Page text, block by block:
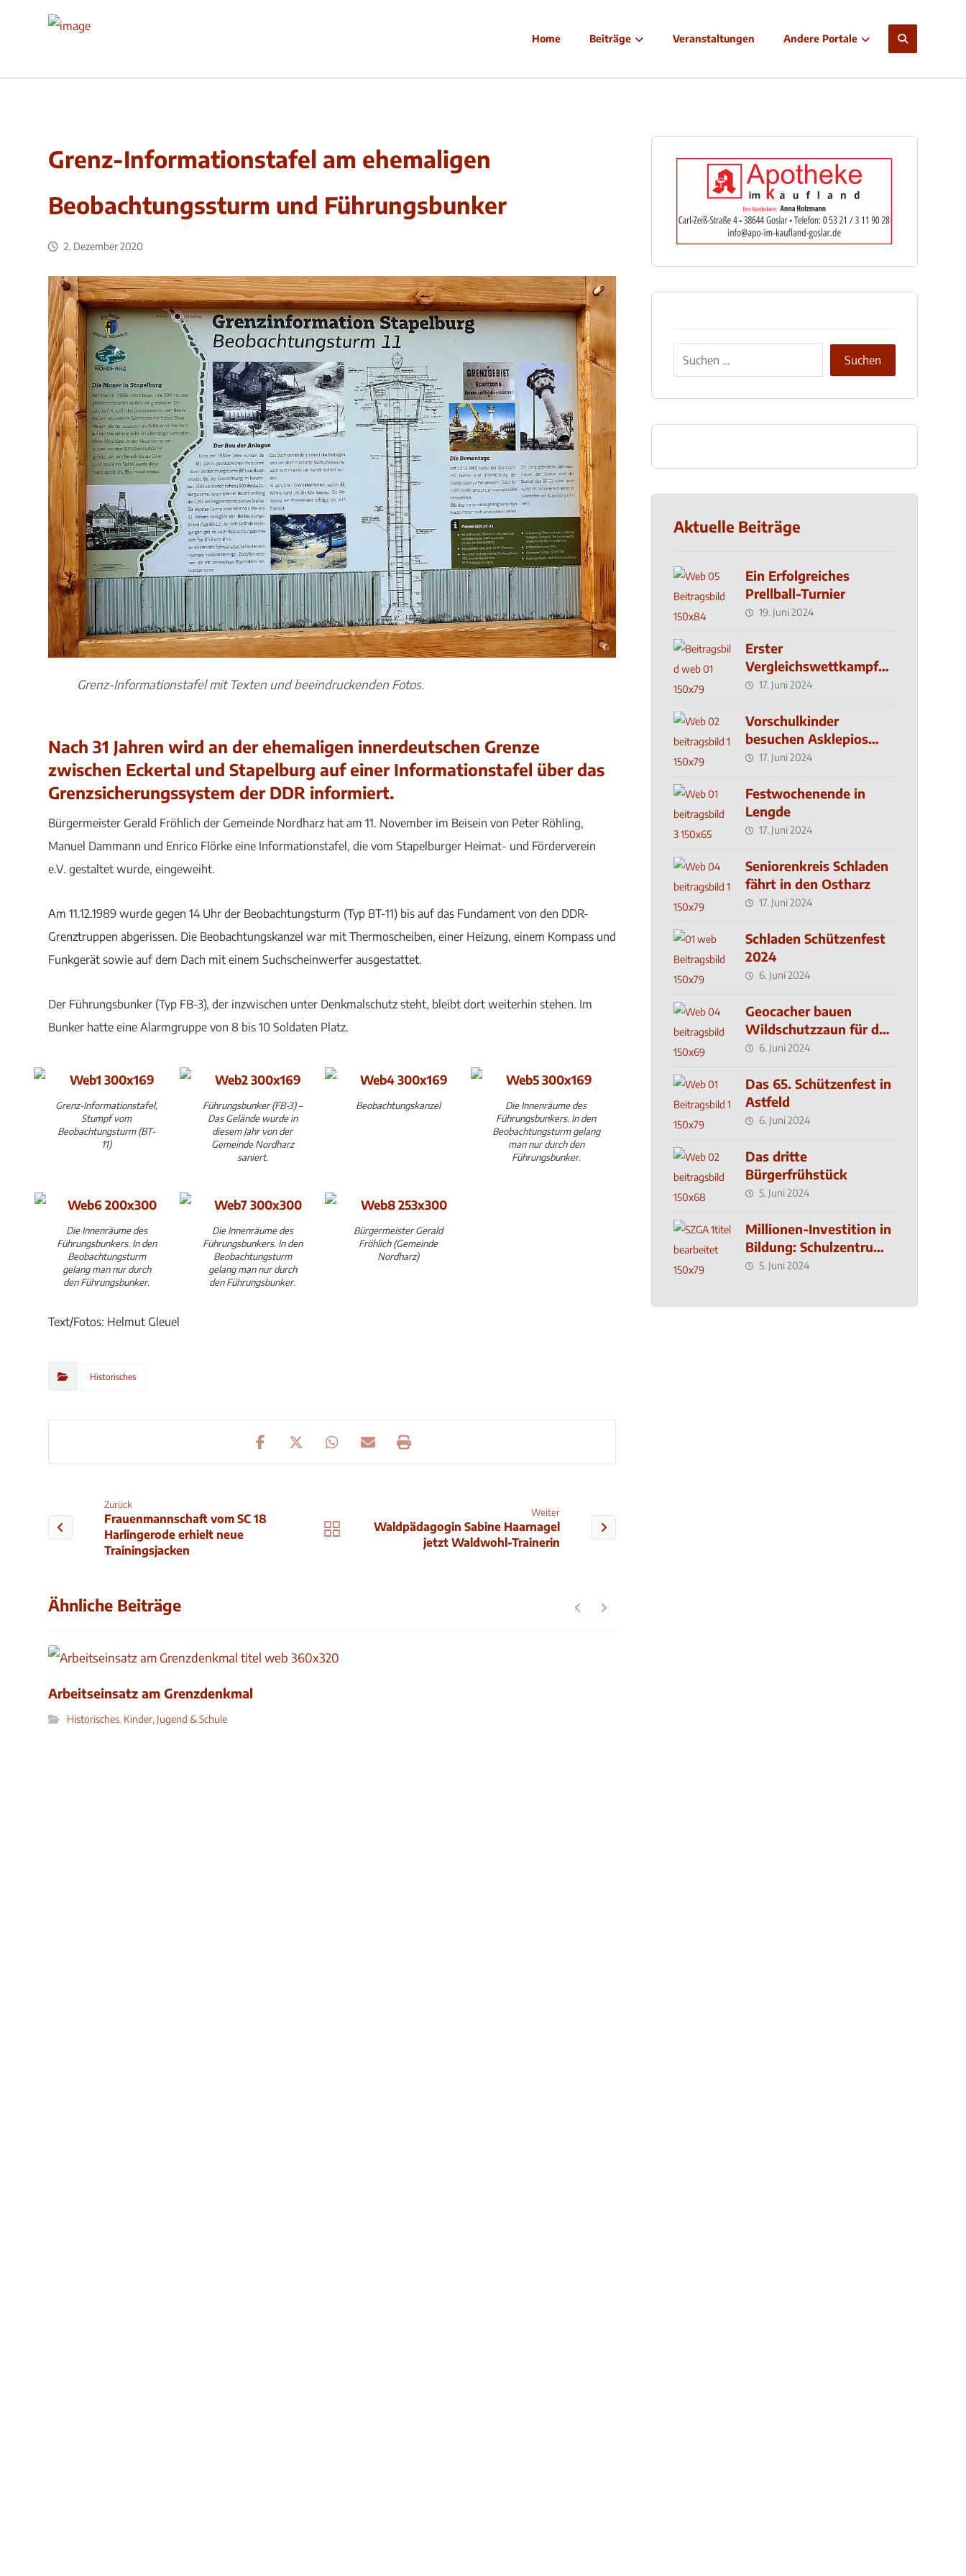
Home Beiträge Veranstaltungen Andere Portale
Grenz-Informationstafel am ehemaligen
Beobachtungssturm und Führungsbunker
2. Dezember 2020
Grenz-Informationstafel mit Texten und beeindruckenden Fotos.
Nach 31 Jahren wird an der ehemaligen innerdeutschen Grenze
zwischen Eckertal und Stapelburg auf einer Informationstafel über das
Grenzsicherungssystem der DDR informiert.
Bürgermeister Gerald Fröhlich der Gemeinde Nordharz hat am 11. November im Beisein von Peter Röhling,
Manuel Dammann und Enrico Flörke eine Informationstafel, die vom Stapelburger Heimat- und Förderverein
e.V. gestaltet wurde, eingeweiht.
Am 11.12.1989 wurde gegen 14 Uhr der Beobachtungsturm (Typ BT-11) bis auf das Fundament von den DDR-
Grenztruppen abgerissen. Die Beobachtungskanzel war mit Thermoscheiben, einer Heizung, einem Kompass und
Funkgerät sowie auf dem Dach mit einem Suchscheinwerfer ausgestattet.
Der Führungsbunker (Typ FB-3), der inzwischen unter Denkmalschutz steht, bleibt dort weiterhin stehen. Im
Bunker hatte eine Alarmgruppe von 8 bis 10 Soldaten Platz.
Grenz-Informationstafel,
Stumpf vom
Beobachtungsturm (BT-
11)
Führungsbunker (FB-3) –
Das Gelände wurde in
diesem Jahr von der
Gemeinde Nordharz
saniert.
Beobachtungskanzel
Die Innenräume des
Führungsbunkers. In den
Beobachtungsturm gelang
man nur durch den
Führungsbunker.
Die Innenräume des
Führungsbunkers. In den
Beobachtungsturm
gelang man nur durch
den Führungsbunker.
Die Innenräume des
Führungsbunkers. In den
Beobachtungsturm
gelang man nur durch
den Führungsbunker.
Bürgermeister Gerald
Fröhlich (Gemeinde
Nordharz)
Text/Fotos: Helmut Gleuel
Historisches
Zurück
Frauenmannschaft vom SC 18
Harlingerode erhielt neue
Trainingsjacken
Weiter
Waldpädagogin Sabine Haarnagel
jetzt Waldwohl-Trainerin
Ähnliche Beiträge
Arbeitseinsatz am Grenzdenkmal
Historisches, Kinder, Jugend & Schule
Aktuelle Beiträge
Ein Erfolgreiches
Prellball-Turnier
19. Juni 2024
Erster
Vergleichswettkampf
seit 2019
17. Juni 2024
Vorschulkinder
besuchen Asklepios
Klinik
17. Juni 2024
Festwochenende in
Lengde
17. Juni 2024
Seniorenkreis Schladen
fährt in den Ostharz
17. Juni 2024
Schladen Schützenfest
2024
6. Juni 2024
Geocacher bauen
Wildschutzzaun für den
MachMit! Wald
6. Juni 2024
Das 65. Schützenfest in
Astfeld
6. Juni 2024
Das dritte
Bürgerfrühstück
5. Juni 2024
Millionen-Investition in
Bildung: Schulzentrum-
Neubau
5. Juni 2024